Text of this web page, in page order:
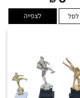
לסל לצפייה